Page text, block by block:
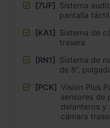
[7UF] Sistema
pantalla
[KA1] Sistema de
trasera
[RN1] Sistema de
de 8”,
[PCK] Vision Plus
sensores de
delanteros y
cámara